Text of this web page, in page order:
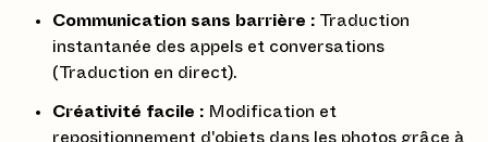
Communication sans barrière : Traduction
instantanée des appels et conversations
(Traduction en direct).
Créativité facile : Modification et
repositionnement d'objets dans les photos grâce à